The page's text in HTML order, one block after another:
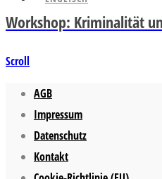
Workshop: Kriminalität
Scroll
AGB
Impressum
Datenschutz
Kontakt